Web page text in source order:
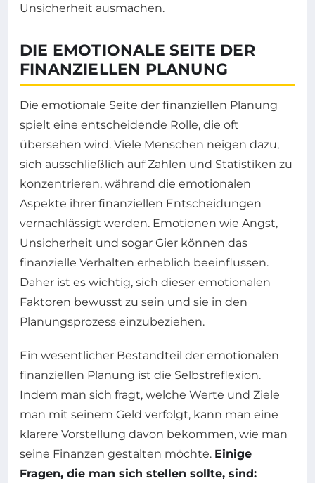
Unsicherheit ausmachen.
DIE EMOTIONALE SEITE DER
FINANZIELLEN PLANUNG
Die emotionale Seite der finanziellen Planung
spielt eine entscheidende Rolle, die oft
übersehen wird. Viele Menschen neigen dazu,
sich ausschließlich auf Zahlen und Statistiken zu
konzentrieren, während die emotionalen
Aspekte ihrer finanziellen Entscheidungen
vernachlässigt werden. Emotionen wie Angst,
Unsicherheit und sogar Gier können das
finanzielle Verhalten erheblich beeinflussen.
Daher ist es wichtig, sich dieser emotionalen
Faktoren bewusst zu sein und sie in den
Planungsprozess einzubeziehen.
Ein wesentlicher Bestandteil der emotionalen
finanziellen Planung ist die Selbstreflexion.
Indem man sich fragt, welche Werte und Ziele
man mit seinem Geld verfolgt, kann man eine
klarere Vorstellung davon bekommen, wie man
seine Finanzen gestalten möchte. Einige
Fragen, die man sich stellen sollte, sind: